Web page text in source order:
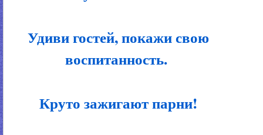
Удиви гостей, покажи свою
воспитанность.
Круто зажигают парни!